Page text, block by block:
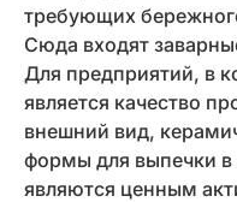
требующих
Сюда входят
Для предприятий, в
является качество
внешний вид,
формы для выпечки
являются ценным